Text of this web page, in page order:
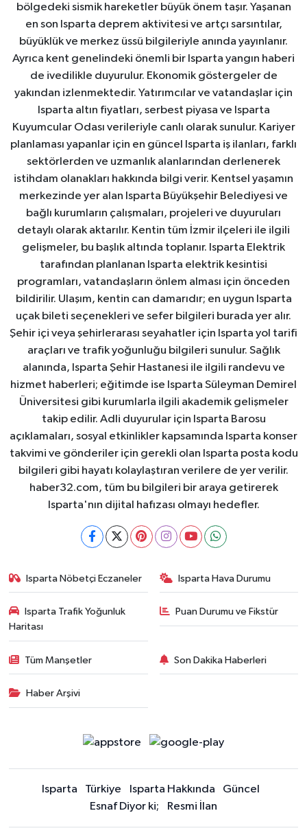
bölgedeki sismik hareketler büyük önem taşır. Yaşanan
en son Isparta deprem aktivitesi ve artçı sarsıntılar,
büyüklük ve merkez üssü bilgileriyle anında yayınlanır.
Ayrıca kent genelindeki önemli bir Isparta yangın haberi
de ivedilikle duyurulur. Ekonomik göstergeler de
yakından izlenmektedir. Yatırımcılar ve vatandaşlar için
Isparta altın fiyatları, serbest piyasa ve Isparta
Kuyumcular Odası verileriyle canlı olarak sunulur. Kariyer
planlaması yapanlar için en güncel Isparta iş ilanları, farklı
sektörlerden ve uzmanlık alanlarından derlenerek
istihdam olanakları hakkında bilgi verir. Kentsel yaşamın
merkezinde yer alan Isparta Büyükşehir Belediyesi ve
bağlı kurumların çalışmaları, projeleri ve duyuruları
detaylı olarak aktarılır. Kentin tüm İzmir ilçeleri ile ilgili
gelişmeler, bu başlık altında toplanır. Isparta Elektrik
tarafından planlanan Isparta elektrik kesintisi
programları, vatandaşların önlem alması için önceden
bildirilir. Ulaşım, kentin can damarıdır; en uygun Isparta
uçak bileti seçenekleri ve sefer bilgileri burada yer alır.
Şehir içi veya şehirlerarası seyahatler için Isparta yol tarifi
araçları ve trafik yoğunluğu bilgileri sunulur. Sağlık
alanında, Isparta Şehir Hastanesi ile ilgili randevu ve
hizmet haberleri; eğitimde ise Isparta Süleyman Demirel
Üniversitesi gibi kurumlarla ilgili akademik gelişmeler
takip edilir. Adli duyurular için Isparta Barosu
açıklamaları, sosyal etkinlikler kapsamında Isparta konser
takvimi ve gönderiler için gerekli olan Isparta posta kodu
bilgileri gibi hayatı kolaylaştıran verilere de yer verilir.
haber32.com, tüm bu bilgileri bir araya getirerek
Isparta'nın dijital hafızası olmayı hedefler.
Isparta Nöbetçi Eczaneler Isparta Hava Durumu
Isparta Trafik Yoğunluk
Haritası
Puan Durumu ve Fikstür
Tüm Manşetler Son Dakika Haberleri
Haber Arşivi
Isparta Türkiye Isparta Hakkında
Güncel
Esnaf Diyor ki;
Resmi İlan